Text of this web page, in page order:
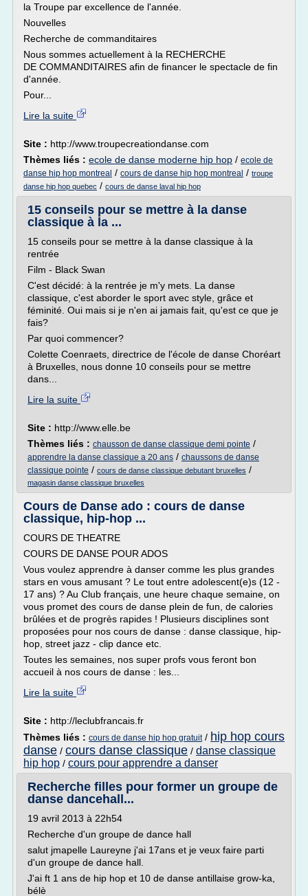
la Troupe par excellence de l'année.
Nouvelles
Recherche de commanditaires
Nous sommes actuellement à la RECHERCHE
DE COMMANDITAIRES afin de financer le spectacle de fin
d'année.
Pour...
Lire la suite
Site : http://www.troupecreationdanse.com
Thèmes liés : ecole de danse moderne hip hop / ecole de
danse hip hop montreal / cours de danse hip hop montreal / troupe
danse hip hop quebec / cours de danse laval hip hop
15 conseils pour se mettre à la danse
classique à la ...
15 conseils pour se mettre à la danse classique à la
rentrée
Film - Black Swan
C'est décidé: à la rentrée je m'y mets. La danse
classique, c'est aborder le sport avec style, grâce et
féminité. Oui mais si je n'en ai jamais fait, qu'est ce que je
fais?
Par quoi commencer?
Colette Coenraets, directrice de l'école de danse Choréart
à Bruxelles, nous donne 10 conseils pour se mettre
dans...
Lire la suite
Site : http://www.elle.be
Thèmes liés : chausson de danse classique demi pointe /
apprendre la danse classique a 20 ans / chaussons de danse
classique pointe / cours de danse classique debutant bruxelles /
magasin danse classique bruxelles
Cours de Danse ado : cours de danse
classique, hip-hop ...
COURS DE THEATRE
COURS DE DANSE POUR ADOS
Vous voulez apprendre à danser comme les plus grandes
stars en vous amusant ? Le tout entre adolescent(e)s (12 -
17 ans) ? Au Club français, une heure chaque semaine, on
vous promet des cours de danse plein de fun, de calories
brûlées et de progrès rapides ! Plusieurs disciplines sont
proposées pour nos cours de danse : danse classique, hip-
hop, street jazz - clip dance etc.
Toutes les semaines, nos super profs vous feront bon
accueil à nos cours de danse : les...
Lire la suite
Site : http://leclubfrancais.fr
Thèmes liés : cours de danse hip hop gratuit/ hip hop cours
danse / cours danse classique / danse classique
hip hop / cours pour apprendre a danser
Recherche filles pour former un groupe de
danse dancehall...
19 avril 2013 à 22h54
Recherche d'un groupe de dance hall
salut jmapelle Laureyne j'ai 17ans et je veux faire parti
d'un groupe de dance hall.
J'ai ft 1 ans de hip hop et 10 de danse antillaise grow-ka,
bélè